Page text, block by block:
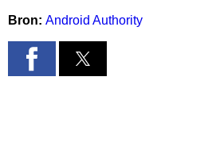
Bron: Android Authority